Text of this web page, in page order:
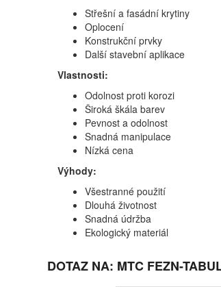
Střešní a fasádní krytiny
Oplocení
Konstrukční prvky
Další stavební aplikace
Vlastnosti:
Odolnost proti korozi
Široká škála barev
Pevnost a odolnost
Snadná manipulace
Nízká cena
Výhody:
Všestranné použití
Dlouhá životnost
Snadná údržba
Ekologický materiál
DOTAZ NA: MTC FEZN-